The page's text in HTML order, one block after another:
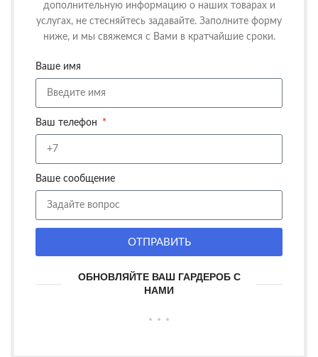
дополнительную информацию о наших товарах и
услугах, не стесняйтесь задавайте. Заполните форму
ниже, и мы свяжемся с Вами в кратчайшие сроки.
Ваше имя
Ваш телефон
Ваше сообщение
ОТПРАВИТЬ
ОБНОВЛЯЙТЕ ВАШ ГАРДЕРОБ С
НАМИ